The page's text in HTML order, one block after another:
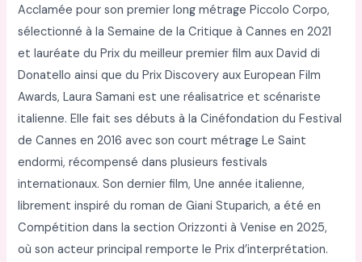
Acclamée pour son premier long métrage Piccolo Corpo,
sélectionné à la Semaine de la Critique à Cannes en 2021
et lauréate du Prix du meilleur premier film aux David di
Donatello ainsi que du Prix Discovery aux European Film
Awards, Laura Samani est une réalisatrice et scénariste
italienne. Elle fait ses débuts à la Cinéfondation du Festival
de Cannes en 2016 avec son court métrage Le Saint
endormi, récompensé dans plusieurs festivals
internationaux. Son dernier film, Une année italienne,
librement inspiré du roman de Giani Stuparich, a été en
Compétition dans la section Orizzonti à Venise en 2025,
où son acteur principal remporte le Prix d’interprétation.